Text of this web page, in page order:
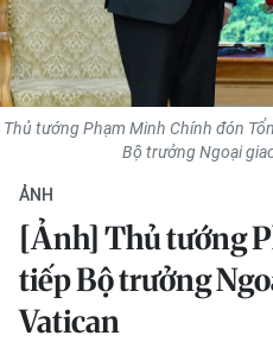
PHÁP LUẬT
DU LỊCH
THỂ THAO
GIÁO DỤC
Y TẾ
Thủ tướng Phạm Minh Chính đón
Bộ trưởng Ngoại
ẢNH
[Ảnh] Thủ tướng
tiếp Bộ trưởng
Vatican